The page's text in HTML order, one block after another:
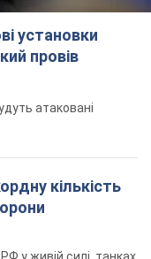
кількість
у живій силі, танках
складських